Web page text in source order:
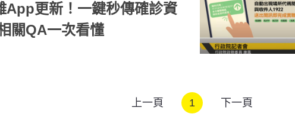
App更新！一鍵秒傳確診資
相關QA一次看懂
上一頁 1 下一頁